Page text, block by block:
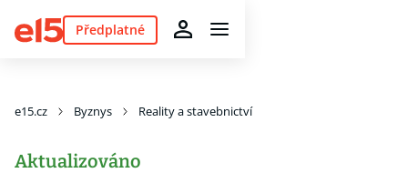
Předplatné
e15.cz Byznys Reality a stavebnictví
Aktualizováno